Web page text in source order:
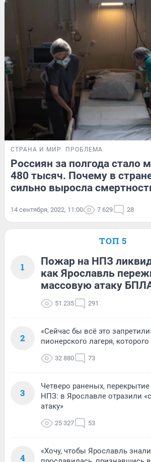
СТРАНА И МИР ПРОБЛЕМА
Россиян за полгода стало
480 тысяч. Почему в
сильно выросла
14 сентября, 2022, 11:00 7 629 28
ТОП 5
1
Пожар на НПЗ
как Ярославль
массовую атаку
51 235 291
2
«Сейчас бы всё это
пионерского лагеря,
32 880 73
3
Четверо раненых,
НПЗ: в Ярославле отразили
атаку»
25 327 53
4
«Хочу, чтобы Ярославль